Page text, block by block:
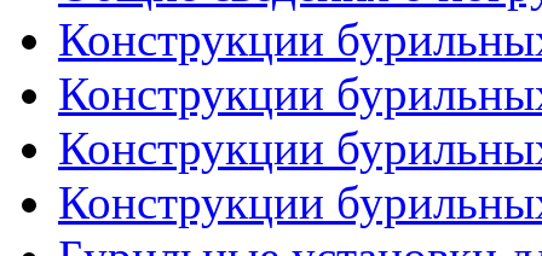
Конструкции
Конструкции
Конструкции
Конструкции